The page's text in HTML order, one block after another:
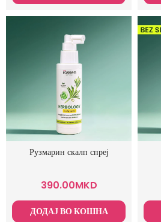
Рузмарин скалп спреј
390.00MKD
ДОДАЈ ВО КОШНА